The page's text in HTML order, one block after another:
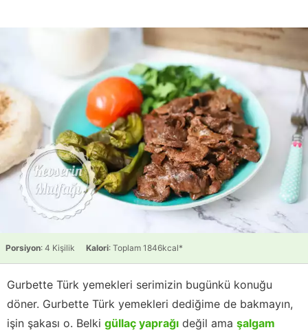
Porsiyon: 4 Kişilik Kalori: Toplam 1846kcal*
Gurbette Türk yemekleri serimizin bugünkü konuğu
döner. Gurbette Türk yemekleri dediğime de bakmayın,
işin şakası o. Belki güllaç yaprağı değil ama şalgam